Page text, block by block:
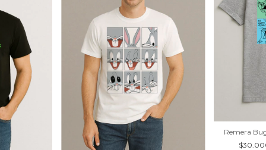
Remera